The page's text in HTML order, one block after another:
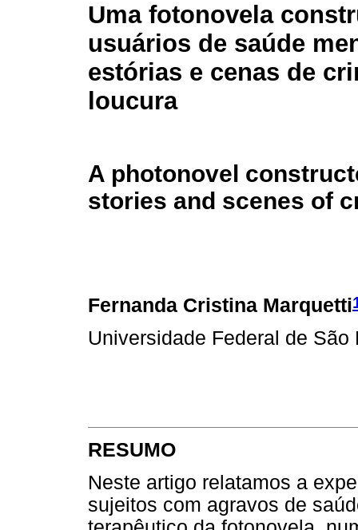
Uma fotonovela
usuários de saúde
estórias e cenas de
loucura
A photonovel
stories and scenes of
Fernanda Cristina Marquetti
Universidade Federal de
RESUMO
Neste artigo relatamos a
sujeitos com agravos de